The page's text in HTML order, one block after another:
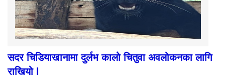
सदर चिडियाखानामा दुर्लभ कालो चितुवा अवलोकनका लागि
राखियो |